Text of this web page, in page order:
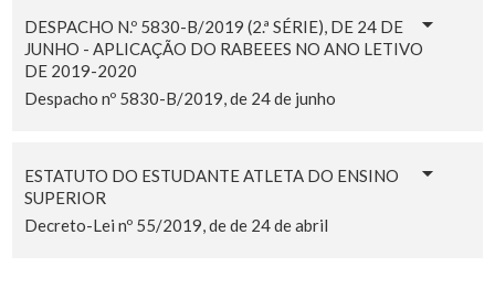
DESPACHO N.º 5830-B/2019 (2.ª SÉRIE), DE 24 DE
JUNHO - APLICAÇÃO DO RABEEES NO ANO LETIVO
DE 2019-2020
Despacho nº 5830-B/2019, de 24 de junho
ESTATUTO DO ESTUDANTE ATLETA DO ENSINO
SUPERIOR
Decreto-Lei nº 55/2019, de de 24 de abril